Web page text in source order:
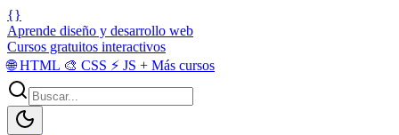
{}
Aprende diseño y desarrollo web
Cursos gratuitos interactivos
🌐HTML 🎨 CSS ⚡ JS + Más cursos